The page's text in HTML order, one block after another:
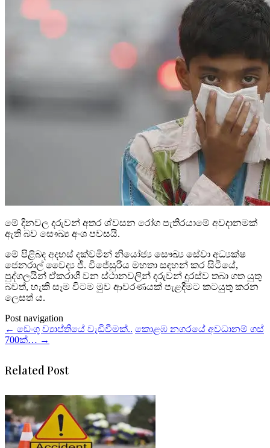
මේ දිනවල දරුවන් අතර ශ්වසන රෝග පැතිරයාමේ අවදානමක්
ඇති බව සෞඛ්‍ය අංශ පවසයි.
මේ පිළිබද අදහස් දක්වමින් නි‍යෝජ්‍ය සෞඛ්‍ය සේවා අධ්‍යක්ෂ
ජෙනරාල් වෛද්‍ය ජී. විජේසුරිය මහතා සඳහන් කර සිටියේ,
පුද්ගලයින් ඒකරාශී වන ස්ථානවලින් දරුවන් දුරස්ව තබා ගත යුතු
බවත්, හැකි සෑම විටම මුව ආවරණයක් පැළදීමට කටයුතු කරන
ලෙසත් ය.
Post navigation
← ඩෙංගු ව්‍යාප්තියේ වැඩිවීමක්.. කොළඹ නගරයේ අවධානම් ගස්
700ක්… →
Related Post